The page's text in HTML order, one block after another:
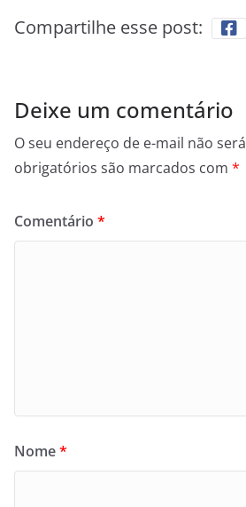
Compartilhe esse post:
Deixe um comentário
O seu endereço de e-mail não
obrigatórios são marcados com *
Comentário *
Nome*